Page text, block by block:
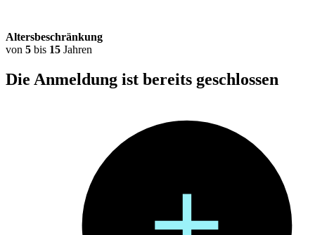
Altersbeschränkung
von 5 bis 15 Jahren
Die Anmeldung ist bereits geschlossen